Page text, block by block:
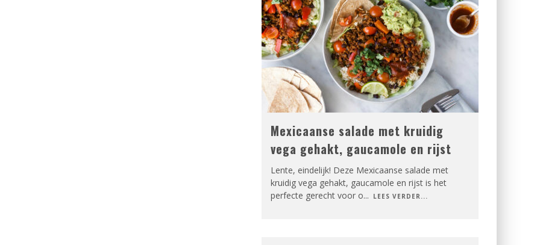
Mexicaanse salade met kruidig
vega gehakt, gaucamole en rijst
Lente, eindelijk! Deze Mexicaanse salade met
kruidig vega gehakt, gaucamole en rijst is het
perfecte gerecht voor o... LEES VERDER...